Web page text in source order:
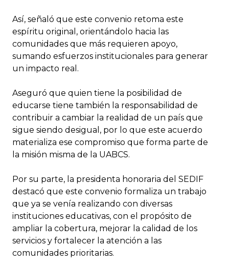
Así, señaló que este convenio retoma este
espíritu original, orientándolo hacia las
comunidades que más requieren apoyo,
sumando esfuerzos institucionales para generar
un impacto real.
Aseguró que quien tiene la posibilidad de
educarse tiene también la responsabilidad de
contribuir a cambiar la realidad de un país que
sigue siendo desigual, por lo que este acuerdo
materializa ese compromiso que forma parte de
la misión misma de la UABCS.
Por su parte, la presidenta honoraria del SEDIF
destacó que este convenio formaliza un trabajo
que ya se venía realizando con diversas
instituciones educativas, con el propósito de
ampliar la cobertura, mejorar la calidad de los
servicios y fortalecer la atención a las
comunidades prioritarias.